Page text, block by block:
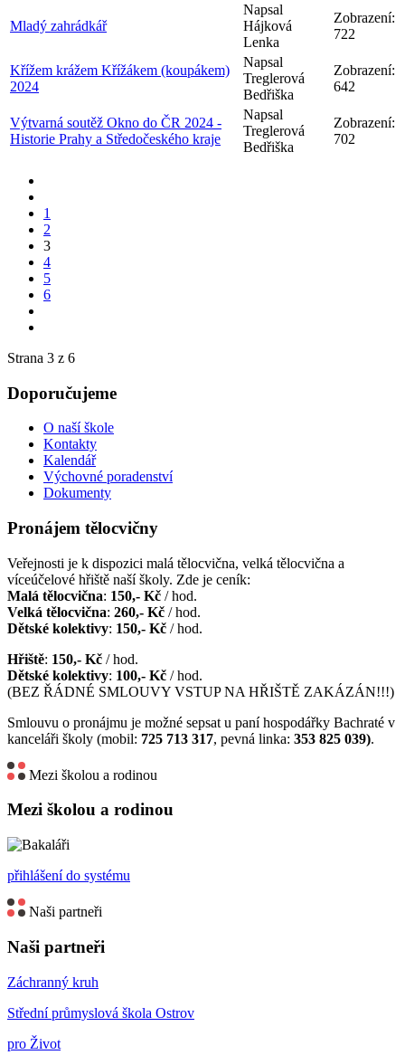
Mladý zahrádkář
Napsal
Hájková
Lenka
Zobrazení:
722
Křížem krážem Křížákem (koupákem)
2024
Napsal
Treglerová
Bedřiška
Zobrazení:
642
Výtvarná soutěž Okno do ČR 2024 -
Historie Prahy a Středočeského kraje
Napsal
Treglerová
Bedřiška
Zobrazení:
702
1
2
3
4
5
6
Strana 3 z 6
Doporučujeme
O naší škole
Kontakty
Kalendář
Výchovné poradenství
Dokumenty
Pronájem tělocvičny
Veřejnosti je k dispozici malá tělocvična, velká tělocvična a
víceúčelové hřiště naší školy. Zde je ceník:
Malá tělocvična: 150,- Kč / hod.
Velká tělocvična: 260,- Kč / hod.
Dětské kolektivy: 150,- Kč / hod.
Hřiště: 150,- Kč / hod.
Dětské kolektivy: 100,- Kč / hod.
(BEZ ŘÁDNÉ SMLOUVY VSTUP NA HŘIŠTĚ ZAKÁZÁN!!!)
Smlouvu o pronájmu je možné sepsat u paní hospodářky Bachraté v
kanceláři školy (mobil: 725 713 317, pevná linka: 353 825 039).
Mezi školou a rodinou
Mezi školou a rodinou
přihlášení do systému
Naši partneři
Naši partneři
Záchranný kruh
Střední průmyslová škola Ostrov
pro Život